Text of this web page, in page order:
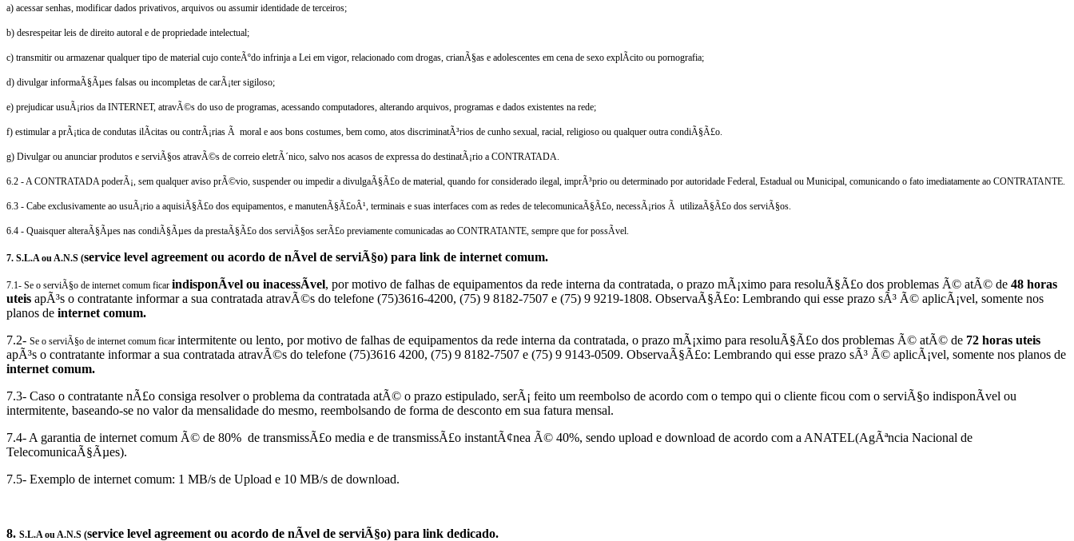
a) acessar senhas, modificar dados privativos, arquivos ou assumir identidade de terceiros;
b) desrespeitar leis de direito autoral e de propriedade intelectual;
c) transmitir ou armazenar qualquer tipo de material cujo conteÃºdo infrinja a Lei em vigor, relacionado com drogas, crianÃ§as e adolescentes em cena de sexo explÃ­cito ou pornografia;
d) divulgar informaÃ§Ãµes falsas ou incompletas de carÃ¡ter sigiloso;
e) prejudicar usuÃ¡rios da INTERNET, atravÃ©s do uso de programas, acessando computadores, alterando arquivos, programas e dados existentes na rede;
f) estimular a prÃ¡tica de condutas ilÃ­citas ou contrÃ¡rias Ã moral e aos bons costumes, bem como, atos discriminatÃ³rios de cunho sexual, racial, religioso ou qualquer outra condiÃ§Ã£o.
g) Divulgar ou anunciar produtos e serviÃ§os atravÃ©s de correio eletrÃ´nico, salvo nos acasos de expressa do destinatÃ¡rio a CONTRATADA.
6.2 - ACONTRATADApoderÃ¡, sem qualquer aviso prÃ©vio, suspender ou impedir a divulgaÃ§Ã£o de material, quando for considerado ilegal, imprÃ³prio ou determinado por autoridade Federal, Estadual ou Municipal, comunicando o fato imediatamente ao CONTRATANTE.
6.3 - Cabe exclusivamente ao usuÃ¡rio a aquisiÃ§Ã£o dos equipamentos, e manutenÃ§Ã£oÂ¹, terminais e suas interfaces com as redes de telecomunicaÃ§Ã£o, necessÃ¡rios Ã utilizaÃ§Ã£o dos serviÃ§os.
6.4 - Quaisquer alteraÃ§Ãµes nas condiÃ§Ãµes da prestaÃ§Ã£o dos serviÃ§os serÃ£o previamente comunicadas ao CONTRATANTE, sempre que for possÃ­vel.
7. S.L.A ou A.N.S (service level agreement ou acordo de nÃ­vel de serviÃ§o) para link de internet comum.
7.1- Se o serviÃ§o de internet comum ficar indisponÃ­vel ou inacessÃ­vel, por motivo de falhas de equipamentos da rede interna da contratada, o prazo mÃ¡ximo para resoluÃ§Ã£o dos problemas Ã© atÃ© de 48 horas
uteis apÃ³s o contratante informar a sua contratada atravÃ©s do telefone (75)3616-4200, (75) 9 8182-7507 e (75) 9 9219-1808. ObservaÃ§Ã£o: Lembrando qui esse prazo sÃ³ Ã© aplicÃ¡vel, somente nos
planos de internet comum.
7.2- Se o serviÃ§o de internet comum ficar intermitente ou lento, por motivo de falhas de equipamentos da rede interna da contratada, o prazo mÃ¡ximo para resoluÃ§Ã£o dos problemas Ã© atÃ© de 72 horas uteis
apÃ³s o contratante informar a sua contratada atravÃ©s do telefone (75)3616 4200, (75) 9 8182-7507 e (75) 9 9143-0509. ObservaÃ§Ã£o: Lembrando qui esse prazo sÃ³ Ã© aplicÃ¡vel, somente nos planos de
internet comum.
7.3- Caso o contratante nÃ£o consiga resolver o problema da contratada atÃ© o prazo estipulado, serÃ¡ feito um reembolso de acordo com o tempo qui o cliente ficou com o serviÃ§o indisponÃ­vel ou
intermitente, baseando-se no valor da mensalidade do mesmo, reembolsando de forma de desconto em sua fatura mensal.
7.4- A garantia de internet comum Ã© de 80% de transmissÃ£o media e de transmissÃ£o instantÃ¢nea Ã© 40%, sendo upload e download de acordo com a ANATEL(AgÃªncia Nacional de
TelecomunicaÃ§Ãµes).
7.5- Exemplo de internet comum: 1 MB/s de Upload e 10 MB/s de download.
8. S.L.A ou A.N.S (service level agreement ou acordo de nÃ­vel de serviÃ§o) para link dedicado.